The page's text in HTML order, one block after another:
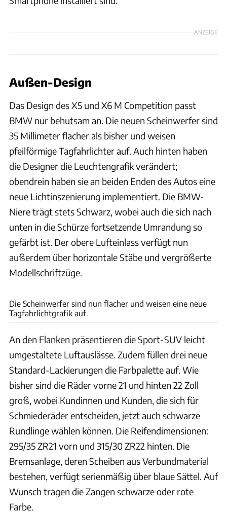
ANZEIGE
Außen-Design
Das Design des X5 und X6 M Competition passt
BMW nur behutsam an. Die neuen Scheinwerfer sind
35 Millimeter flacher als bisher und weisen
pfeilförmige Tagfahrlichter auf. Auch hinten haben
die Designer die Leuchtengrafik verändert;
obendrein haben sie an beiden Enden des Autos eine
neue Lichtinszenierung implementiert. Die BMW-
Niere trägt stets Schwarz, wobei auch die sich nach
unten in die Schürze fortsetzende Umrandung so
gefärbt ist. Der obere Lufteinlass verfügt nun
außerdem über horizontale Stäbe und vergrößerte
Modellschriftzüge.
Die Scheinwerfer sind nun flacher und weisen eine neue
Tagfahrlichtgrafik auf.
An den Flanken präsentieren die Sport-SUV leicht
umgestaltete Luftauslässe. Zudem füllen drei neue
Standard-Lackierungen die Farbpalette auf. Wie
bisher sind die Räder vorne 21 und hinten 22 Zoll
groß, wobei Kundinnen und Kunden, die sich für
Schmiederäder entscheiden, jetzt auch schwarze
Rundlinge wählen können. Die Reifendimensionen:
295/35 ZR21 vorn und 315/30 ZR22 hinten. Die
Bremsanlage, deren Scheiben aus Verbundmaterial
bestehen, verfügt serienmäßig über blaue Sättel. Auf
Wunsch tragen die Zangen schwarze oder rote
Farbe.